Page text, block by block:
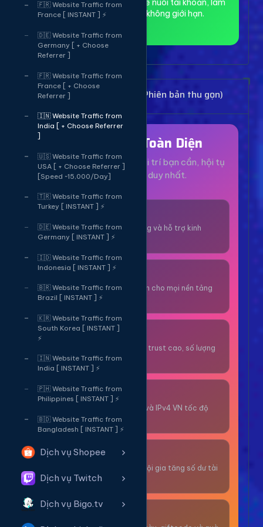
🇫🇷 Website Traffic from
France [ INSTANT ] ⚡
🇩🇪 Website Traffic from
Germany [ + Choose
Referrer ]
🇫🇷 Website Traffic from
France [ + Choose
Referrer ]
🇮🇳 Website Traffic from
India [ + Choose Referrer
🇺🇸 Website Traffic from
USA [ + Choose Referrer ]
[Speed ~15,000/Day]
🇹🇷 Website Traffic from
Turkey [ INSTANT ] ⚡
🇩🇪 Website Traffic from
Germany [ INSTANT ] ⚡
🇮🇩 Website Traffic from
Indonesia [ INSTANT ] ⚡
🇧🇷 Website Traffic from
Brazil [ INSTANT ] ⚡
🇰🇷 Website Traffic from
South Korea [ INSTANT ]
⚡
🇮🇳 Website Traffic from
India [ INSTANT ] ⚡
🇵🇭 Website Traffic from
Philippines [ INSTANT ] ⚡
🇧🇩 Website Traffic from
Bangladesh [ INSTANT ] ⚡
Dịch vụ Shopee
Dịch vụ Twitch
Dịch vụ Bigo.tv
toàn và ẩn danh, phù hợp để nuôi tài khoản, làm
MMO và truy cập web không giới hạn.
Bảng Dịch Vụ Mạng Xã Hội (Phiên bản thu gọn)
Hệ Sinh Thái Toàn Diện
Mọi dịch vụ, tiện ích và giải trí bạn cần, hội tụ
tại một nền tảng duy nhất.
1000+ Dịch Vụ
Công cụ tăng trưởng và hỗ trợ kinh
doanh online.
Thuê OTP SĐT
Nhận code xác minh cho mọi nền tảng
tức thì.
OTP/Mua Gmail
Tài khoản gmail cổ, trust cao, số lượng
lớn.
Thuê Proxy
Proxy dân cư xoay và IPv4 VN tốc độ
cao.
Giải Trí
Thư giãn và có cơ hội gia tăng số dư tài
khoản.